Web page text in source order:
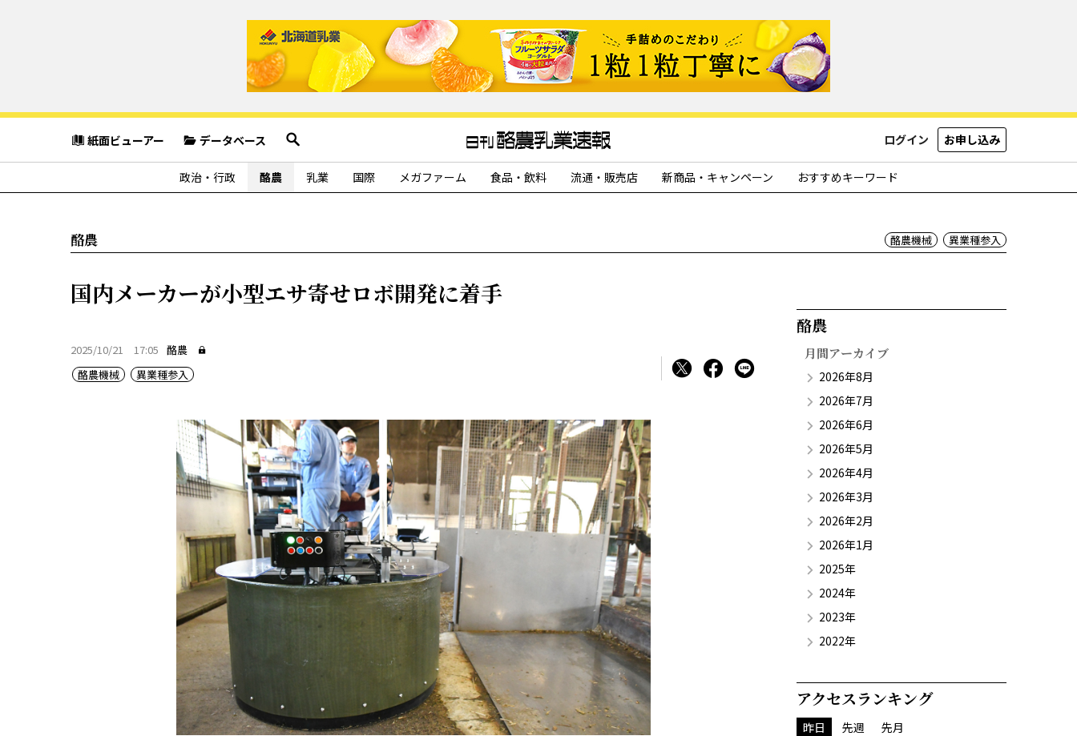
紙面ビューアー データベース ログイン お申し込み
政治・行政 酪農 乳業 国際 メガファーム 食品・飲料 流通・販売店 新商品・キャンペーン おすすめキーワード
酪農 酪農機械 異業種参入
国内メーカーが小型エサ寄せロボ開発に着手
2025/10/21 17:05 酪農
酪農機械
異業種参入
酪農​
月間アーカイブ
2026年8月
2026年7月
2026年6月
2026年5月
2026年4月
2026年3月
2026年2月
2026年1月
2025年
2024年
2023年
2022年
アクセスランキング
昨日 先週 先月